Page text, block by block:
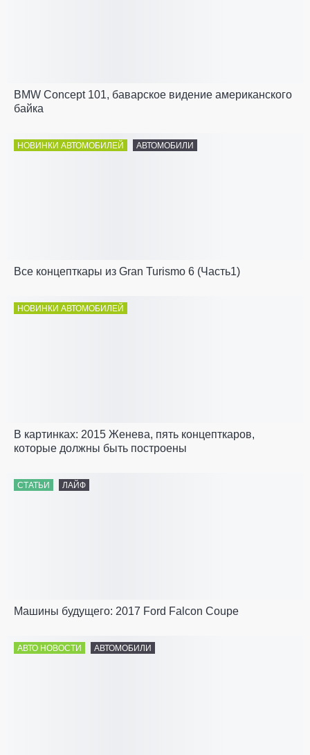
BMW Concept 101, баварское видение американского
байка
НОВИНКИ АВТОМОБИЛЕЙ АВТОМОБИЛИ
Все концепткары из Gran Turismo 6 (Часть1)
НОВИНКИ АВТОМОБИЛЕЙ
В картинках: 2015 Женева, пять концепткаров,
которые должны быть построены
СТАТЬИ ЛАЙФ
Машины будущего: 2017 Ford Falcon Coupe
АВТО НОВОСТИ АВТОМОБИЛИ